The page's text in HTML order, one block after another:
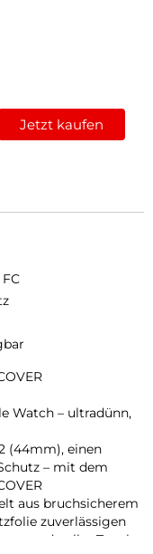
Jetzt kaufen
Watch – ultradünn,
(44mm), einen
– mit dem
aus bruchsicherem
zuverlässigen
und voller Touch-